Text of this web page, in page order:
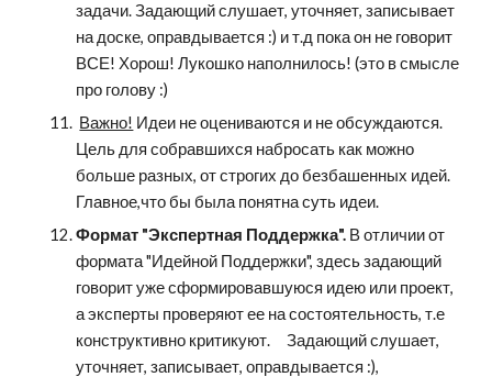
задачи. Задающий слушает, уточняет, записывает
на доске, оправдывается :) и т.д пока он не говорит
ВСЕ! Хорош! Лукошко наполнилось! (это в смысле
про голову :)
Важно! Идеи не оцениваются и не обсуждаются.
Цель для собравшихся набросать как можно
больше разных, от строгих до безбашенных идей.
Главное,что бы была понятна суть идеи.
Формат "Экспертная Поддержка". В отличии от
формата "Идейной Поддержки", здесь задающий
говорит уже сформировавшуюся идею или проект,
а эксперты проверяют ее на состоятельность, т.е
конструктивно критикуют.     Задающий слушает,
уточняет, записывает, оправдывается :),